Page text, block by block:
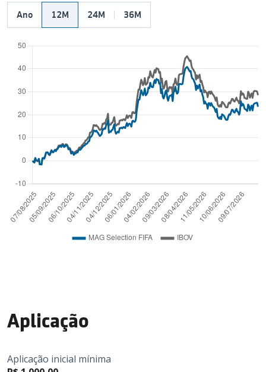
Ano 12M 24M 36M
Aplicação
Aplicação inicial mínima